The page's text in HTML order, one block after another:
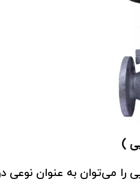
)
را می‌توان به عنوان